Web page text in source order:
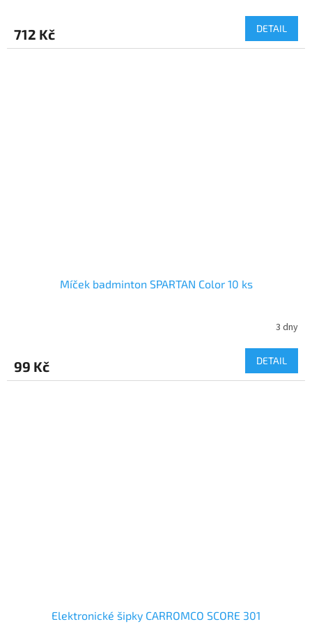
712 Kč DETAIL
Míček badminton SPARTAN Color 10 ks
3 dny
99 Kč DETAIL
Elektronické šipky CARROMCO SCORE 301